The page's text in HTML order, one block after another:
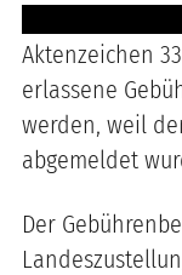
Aktenzeichen
erlassene
werden, weil
abgemeldet
Der